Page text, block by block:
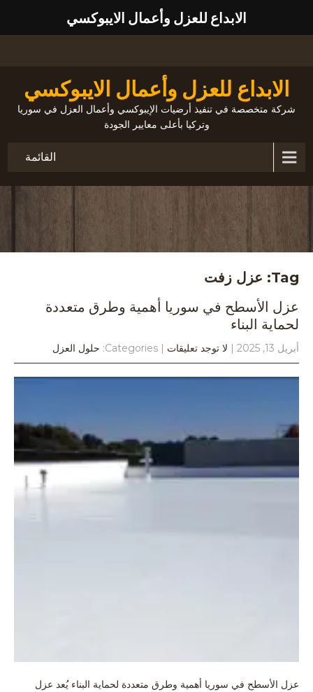
الابداع للعزل وأعمال الايبوكسي
شركة متخصصة في تنفيذ أرضيات الإيبوكسي وأعمال العزل في سوريا
وتركيا بأعلى معايير الجودة
القائمة
Tag: عزل زفت
عزل الأسطح في سوريا أهمية وطرق متعددة
لحماية البناء
أبريل 13, 2025 | لا توجد تعليقات | Categories: حلول العزل
عزل الأسطح في سوريا أهمية وطرق متعددة لحماية البناء يُعد عزل
الابداع للعزل وأعمال الايبوكسي